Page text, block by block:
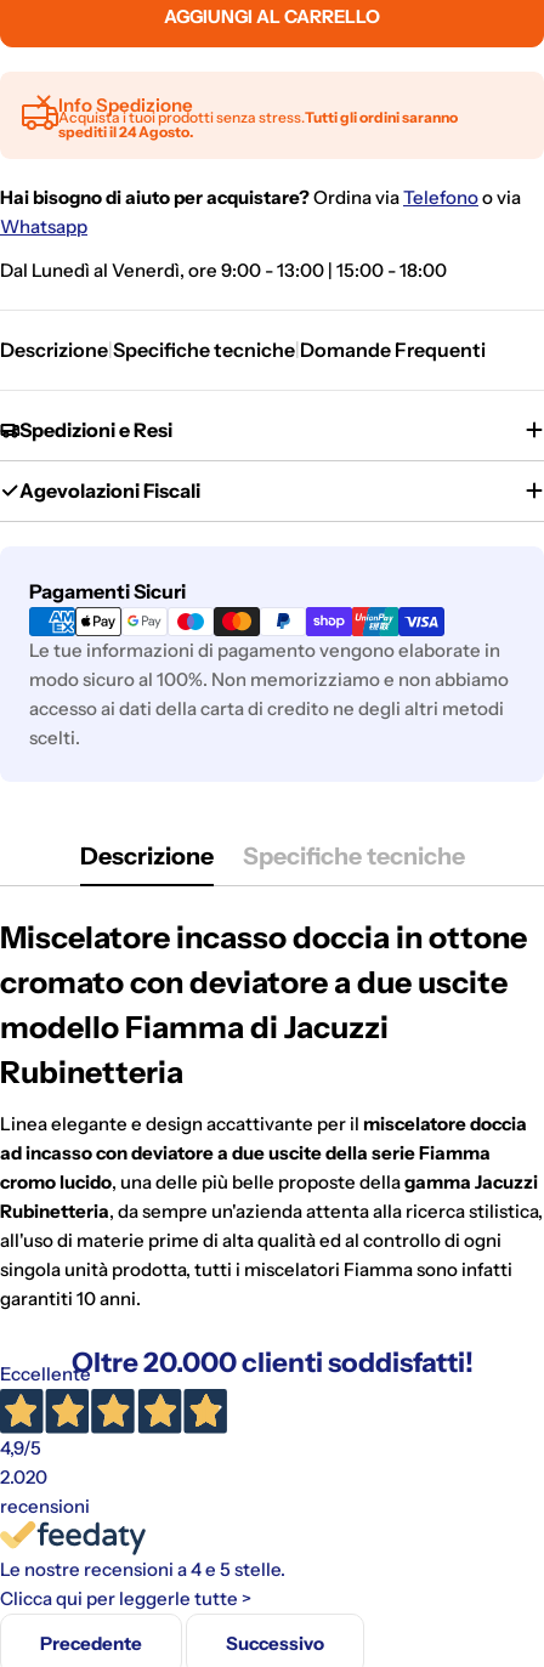
AGGIUNGI AL CARRELLO
Info Spedizione
Acquista i tuoi prodotti senza stress.Tutti gli ordini saranno
spediti il 24 Agosto.
Hai bisogno di aiuto per acquistare?Ordina viaTelefonoo via
Whatsapp
Dal Lunedì al Venerdì, ore 9:00 - 13:00 | 15:00 - 18:00
Descrizione|Specifiche tecniche|Domande Frequenti
Spedizioni e Resi
Agevolazioni Fiscali
Pagamenti Sicuri
Metodi
di
pagamento
Le tue informazioni di pagamento vengono elaborate in
modo sicuro al 100%. Non memorizziamo e non abbiamo
accesso ai dati della carta di credito ne degli altri metodi
scelti.
Descrizione Specifiche tecniche
Miscelatore incasso doccia in ottone
cromato con deviatore a due uscite
modello Fiamma di Jacuzzi
Rubinetteria
Linea elegante e design accattivante per il miscelatore doccia
ad incasso con deviatore a due uscite della serie Fiamma
cromo lucido, una delle più belle proposte dellagamma Jacuzzi
Rubinetteria, da sempre un'azienda attenta alla ricerca stilistica,
all'uso di materie prime di alta qualità ed al controllo di ogni
singola unità prodotta, tutti i miscelatori Fiamma sono infatti
garantiti 10 anni.
Oltre 20.000 clienti soddisfatti!
Eccellente
4,9/5
2.020
recensioni
Le nostre recensioni a 4 e 5 stelle.
Clicca qui per leggerle tutte >
Precedente
Successivo